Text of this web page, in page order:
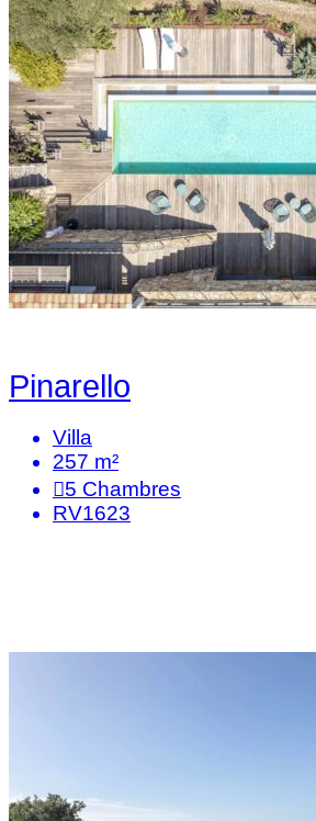
Pinarello
Villa
257 m²
5 Chambres
RV1623